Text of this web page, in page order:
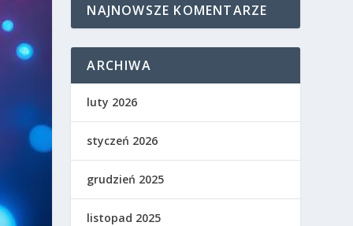
NAJNOWSZE KOMENTARZE
ARCHIWA
luty 2026
styczeń 2026
grudzień 2025
listopad 2025